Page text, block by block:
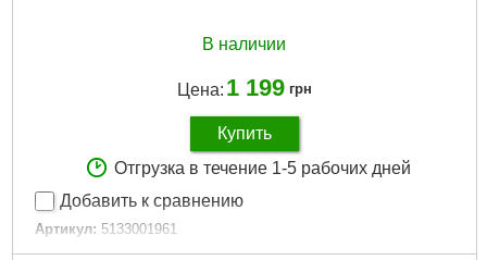
В наличии
Цена: 1 199 грн
Купить
Отгрузка в течение 1-5 рабочих дней
Добавить к сравнению
Артикул: 5133001961
Код товара: 30.64.64